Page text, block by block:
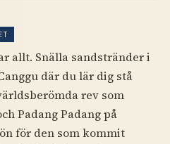
allt. Snälla sandstränder i
där du lär dig stå
rev som
Padang Padang på
för den som kommit